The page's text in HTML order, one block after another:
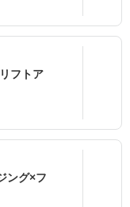
フトア
ング×フ